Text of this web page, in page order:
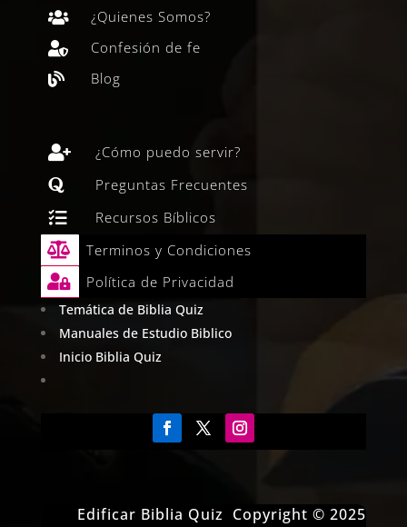
 ¿Quienes Somos?
 Confesión de fe
 Blog
 ¿Cómo puedo servir?
 Preguntas Frecuentes
 Recursos Bíblicos
 Terminos y Condiciones
 Política de Privacidad
Temática de Biblia Quiz
Manuales de Estudio Biblico
Inicio Biblia Quiz
Edificar Biblia Quiz Copyright © 2025